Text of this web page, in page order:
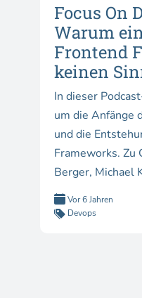
Focus On
Warum
Frontend
keinen
In dieser
um die Anfänge
und die
Frameworks. Zu
Berger, Michael
Vor 6 Jahren
Devops